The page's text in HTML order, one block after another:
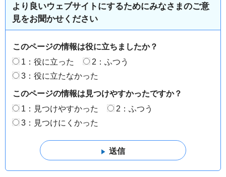
より良いウェブサイトにするためにみなさまのご意
見をお聞かせください
このページの情報は役に立ちましたか？
1：役に立った
2：ふつう
3：役に立たなかった
このページの情報は見つけやすかったですか？
1：見つけやすかった
2：ふつう
3：見つけにくかった